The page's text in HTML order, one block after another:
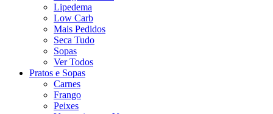
Lipedema
Low Carb
Mais Pedidos
Seca Tudo
Sopas
Ver Todos
Pratos e Sopas
Carnes
Frango
Peixes